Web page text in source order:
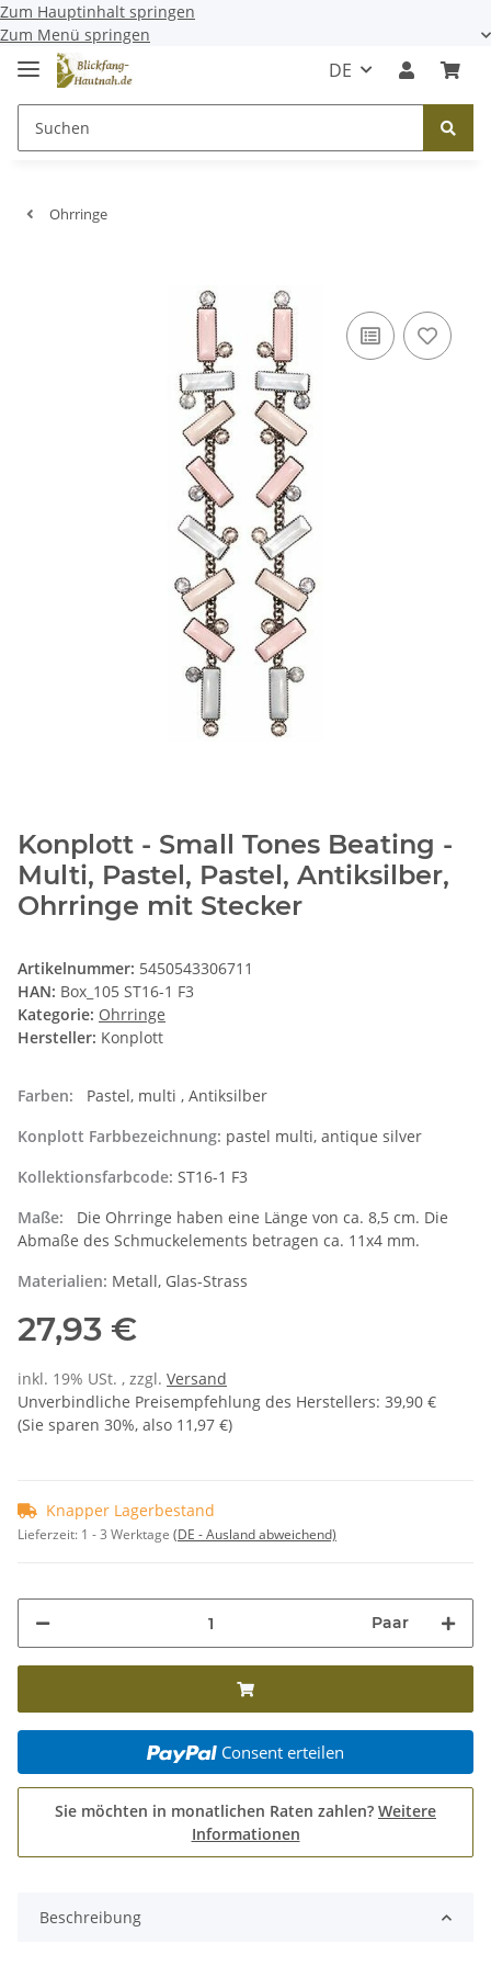
Zum Hauptinhalt springen
Zum Menü springen
DE
Ohrringe
Konplott - Small Tones Beating -
Multi, Pastel, Pastel, Antiksilber,
Ohrringe mit Stecker
Artikelnummer: 5450543306711
HAN: Box_105 ST16-1 F3
Kategorie: Ohrringe
Hersteller: Konplott
Farben:
Pastel, multi , Antiksilber
Konplott Farbbezeichnung: pastel multi, antique silver
Kollektionsfarbcode: ST16-1 F3
Maße:
Die Ohrringe haben eine Länge von ca. 8,5 cm. Die
Abmaße des Schmuckelements betragen ca. 11x4 mm.
Materialien: Metall, Glas-Strass
27,93 €
inkl. 19% USt. , zzgl. Versand
Unverbindliche Preisempfehlung des Herstellers: 39,90 €
(Sie sparen 30%, also 11,97 €)
Knapper Lagerbestand
Lieferzeit: 1 - 3 Werktage (DE - Ausland abweichend)
Paar
Consent erteilen
Sie möchten in monatlichen Raten zahlen? Weitere
Informationen
Beschreibung